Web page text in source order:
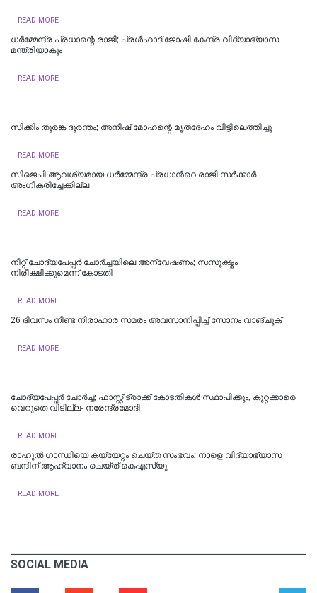
READ MORE
ധര്‍മ്മേന്ദ്ര പ്രധാന്റെ രാജി; പ്രള്‍ഹാദ് ജോഷി കേന്ദ്ര വിദ്യാഭ്യാസ
മന്ത്രിയാകും
READ MORE
സിക്കിം തുരങ്ക ​​​ദുരന്തം; അനീഷ്‌ മോഹന്റെ മൃതദേഹം വീട്ടിലെത്തിച്ചു
READ MORE
സിജെപി ആവശ്യമായ ധർമ്മേന്ദ്ര പ്രധാന്‍റെ രാജി സർക്കാർ
അംഗീകരിച്ചേക്കില്ല
READ MORE
നീറ്റ് ചോദ്യപേപ്പര്‍ ചോര്‍ച്ചയിലെ അന്വേഷണം; സസൂക്ഷ്മം
നിരീക്ഷിക്കുമെന്ന് കോടതി
READ MORE
26 ദിവസം നീണ്ട നിരാഹാര സമരം അവസാനിപ്പിച്ച് സോനം വാങ്ചുക്
READ MORE
ചോദ്യപേപ്പർ ചോർച്ച; ഫാസ്റ്റ് ട്രാക്ക് കോടതികള്‍ സ്ഥാപിക്കും, കുറ്റക്കാരെ
വെറുതെ വിടില്ല- നരേന്ദ്രമോദി
READ MORE
രാഹുൽ ​ഗാന്ധിയെ കയ്യേറ്റം ചെയ്ത സംഭവം‌; നാളെ വിദ്യാഭ്യാസ
ബന്ദിന് ആഹ്വാനം ചെയ്ത് കെഎസ്‍യു
READ MORE
SOCIAL MEDIA